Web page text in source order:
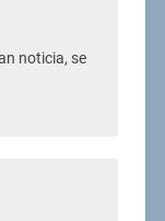
noticia, se